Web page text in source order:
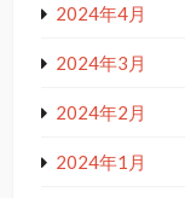
2024年4月
2024年3月
2024年2月
2024年1月